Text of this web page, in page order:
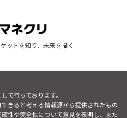
ットを知り、未来を描く
て行っております。
きると考える情報源から提供されたもの
性や完全性について意見を表明し、また